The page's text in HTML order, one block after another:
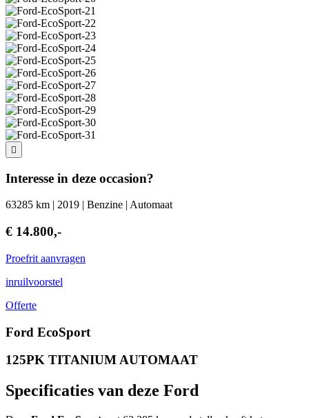
Interesse in deze occasion?
63285 km | 2019 | Benzine | Automaat
€ 14.800,-
Proefrit aanvragen
inruilvoorstel
Offerte
Ford EcoSport
125PK TITANIUM AUTOMAAT
Specificaties van deze Ford